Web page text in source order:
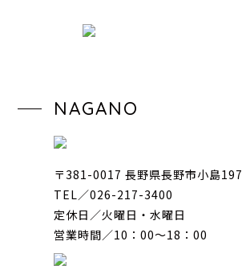
NAGANO
〒381-0017 長野県長野市小島197
TEL／026-217-3400
定休日／火曜日・水曜日
営業時間／10：00〜18：00